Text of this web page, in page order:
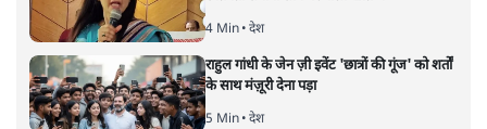
डॉ. वेद प्रताप वैदिक